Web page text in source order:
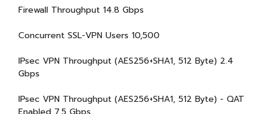
Firewall Throughput 14.8 Gbps
Concurrent SSL-VPN Users 10,500
IPsec VPN Throughput (AES256+SHA1, 512 Byte) 2.4
Gbps
IPsec VPN Throughput (AES256+SHA1, 512 Byte) - QAT